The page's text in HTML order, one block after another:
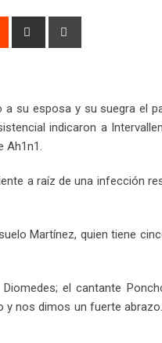
Reddit
Share
a su esposa y su suegra el
indicaron a
Ah1n1.
a raíz de una infección
Martínez, quien tiene
el cantante
y nos dimos un fuerte